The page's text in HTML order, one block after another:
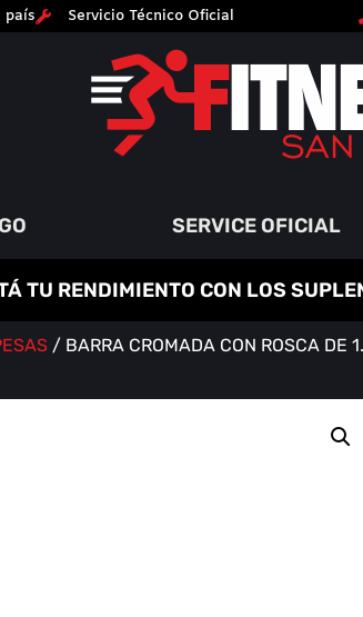
país Servicio Técnico Oficial
SERVICE OFICIAL
TU RENDIMIENTO CON LOS
/ BARRA CROMADA CON ROSCA DE